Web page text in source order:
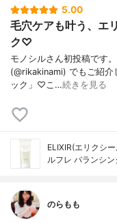
5.00
毛穴ケアも叶う、エ
ク♡
モノシルさん初投稿です
(@rikakinami) でもご紹
ック」♡こ…続きを見る
ELIXIR(エリクシー
ルフレ バランシ
のらもも